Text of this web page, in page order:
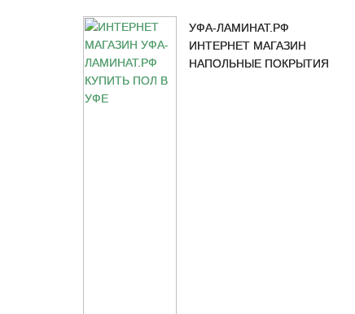
УФА-ЛАМИНАТ.РФ
ИНТЕРНЕТ МАГАЗИН
НАПОЛЬНЫЕ ПОКРЫТИЯ